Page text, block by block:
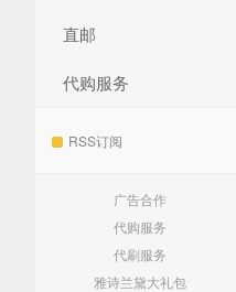
直邮
代购服务
RSS订阅
广告合作
代购服务
代刷服务
雅诗兰黛大礼包